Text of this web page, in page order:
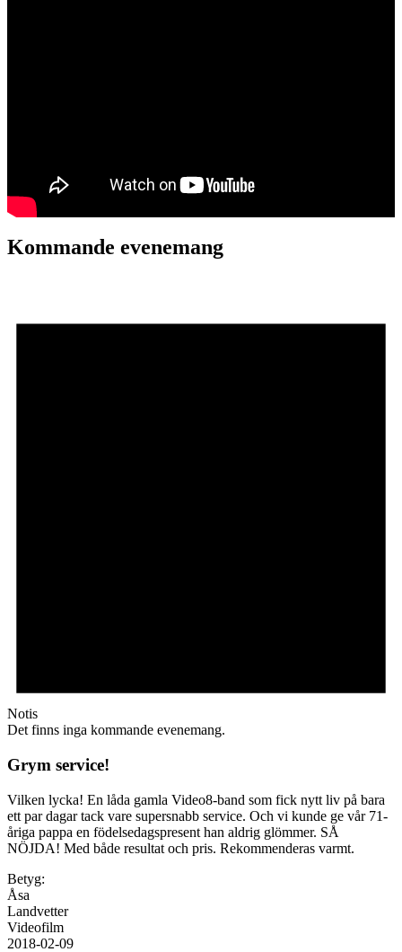
Kommande evenemang
Notis
Det finns inga kommande evenemang.
Grym service!
Vilken lycka! En låda gamla Video8-band som fick nytt liv på bara
ett par dagar tack vare supersnabb service. Och vi kunde ge vår 71-
åriga pappa en födelsedagspresent han aldrig glömmer. SÅ
NÖJDA! Med både resultat och pris. Rekommenderas varmt.
Betyg:
Åsa
Landvetter
Videofilm
2018-02-09